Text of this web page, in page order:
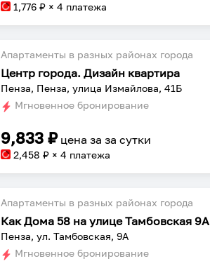
1,776 ₽ × 4 платежа
Апартаменты в разных районах города
Центр города. Дизайн квартира
Пенза, Пенза, улица Измайлова, 41Б
Мгновенное бронирование
9,833 ₽ цена заза сутки
2,458 ₽ × 4 платежа
Апартаменты в разных районах города
Как Дома 58 на улице Тамбовская 9А
Пенза, ул. Тамбовская, 9А
Мгновенное бронирование